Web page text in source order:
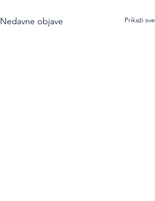
Nedavne objave Prikaži sve